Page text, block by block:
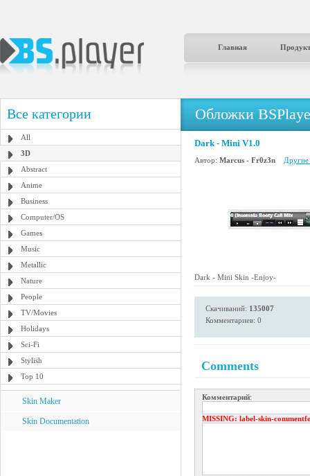
Главная
Все категории
All
3D
Abstract
Anime
Business
Computer/OS
Games
Music
Metallic
Nature
People
TV/Movies
Holidays
Sci-Fi
Stylish
Top 10
Skin Maker
Skin Documentation
Обложки
Dark - Mini V1.0
Автор: Marcus - Fr0z3n Другие
Dark - Mini Skin -Enjoy-
Скачиваний: 135007
Комментариев: 0
Comments
Комментарий:
MISSING: label-skin-